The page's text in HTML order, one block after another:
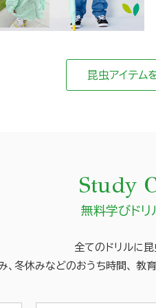
昆虫アイテム
Study
無料学びド
全てのドリルに昆
、冬休みなどのおうち時間、
教